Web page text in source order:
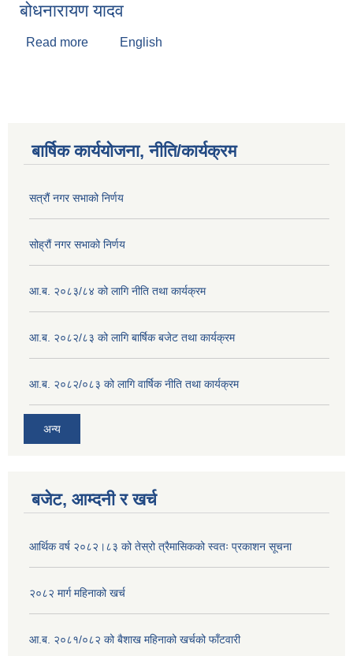
बोधनारायण यादव
Read more about बोधनारायण यादव
English
बार्षिक कार्ययोजना, नीति/कार्यक्रम
सत्रौं नगर सभाको निर्णय
सोह्रौं नगर सभाको निर्णय
आ.ब. २०८३/८४ को लागि नीति तथा कार्यक्रम
आ.ब. २०८२/८३ को लागि बार्षिक बजेट तथा कार्यक्रम
आ.ब. २०८२/०८३ को लागि वार्षिक नीति तथा कार्यक्रम
अन्य
बजेट, आम्दनी र खर्च
आर्थिक वर्ष २०८२।८३ को तेस्रो त्रैमासिकको स्वतः प्रकाशन सूचना
२०८२ मार्ग महिनाको खर्च
आ.ब. २०८१/०८२ को बैशाख महिनाको खर्चको फाँटवारी